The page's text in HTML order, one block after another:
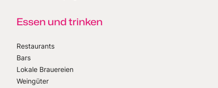
Essen und trinken
Restaurants
Bars
Lokale Brauereien
Weingüter